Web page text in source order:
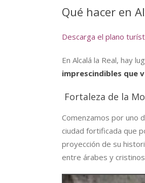
Qué hacer en
Descarga el plano
En Alcalá la Real, hay
imprescindibles que
Fortaleza de la
Comenzamos por uno
ciudad fortificada que
proyección de su
entre árabes y